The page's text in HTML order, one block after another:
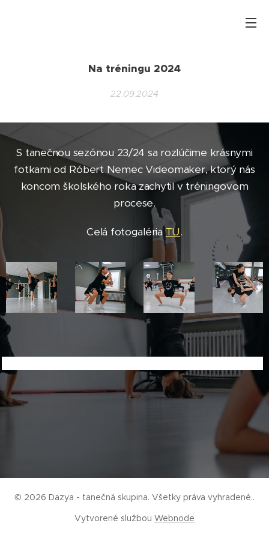
Na tréningu 2024
22.09.2024
S tanečnou sezónou 23/24 sa rozlúčime krásnymi
fotkami od Róbert Nemec Videomaker, ktorý nás
koncom školského roka zachytil v tréningovom
procese.
Celá fotogalériaTU.
© 2026 Dazya - tanečná skupina. Všetky práva vyhradené..
Vytvorené službou Webnode